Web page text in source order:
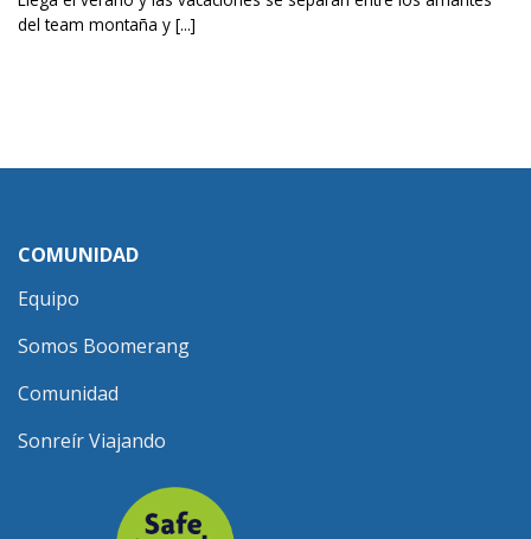
del team montaña y [...]
COMUNIDAD
Equipo
Somos Boomerang
Comunidad
Sonreír Viajando